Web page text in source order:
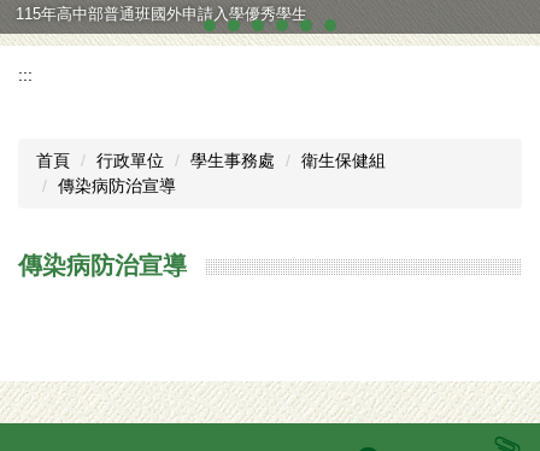
115年高中部普通班國外申請入學優秀學生
:::
首頁 行政單位 學生事務處
衛生保健組
傳染病防治宣導
傳染病防治宣導